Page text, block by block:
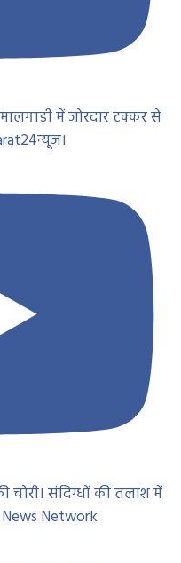
में जोरदार टक्कर से
चोरी। संदिग्धों की तलाश में
Network